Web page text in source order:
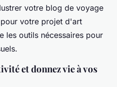
votre blog de voyage
votre projet d'art
les outils nécessaires pour
et donnez vie à vos